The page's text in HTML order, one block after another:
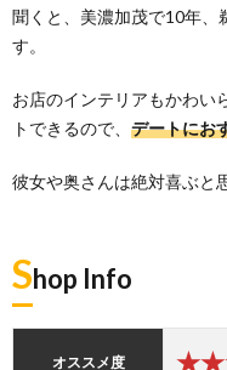
聞くと、美濃加茂で10年、
す。
お店のインテリアもかわい
トできるので、 デートにお
彼女や奥さんは絶対喜ぶと
Shop Info
オススメ度